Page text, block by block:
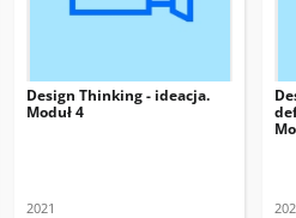
Design Thinking - ideacja.
Moduł 4
2021